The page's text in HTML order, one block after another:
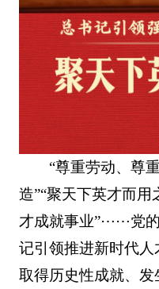
“尊重劳动、尊
造”“聚天下英才而用
才成就事业”⋯⋯党
记引领推进新时代
取得历史性成就、发